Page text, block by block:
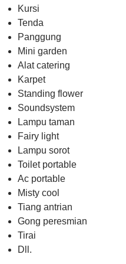
Kursi
Tenda
Panggung
Mini garden
Alat catering
Karpet
Standing flower
Soundsystem
Lampu taman
Fairy light
Lampu sorot
Toilet portable
Ac portable
Misty cool
Tiang antrian
Gong peresmian
Tirai
Dll.